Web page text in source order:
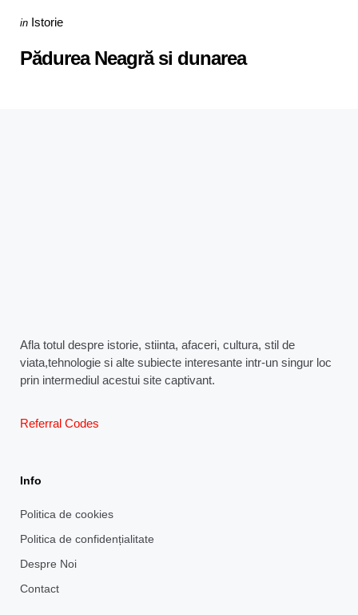
Categories
Posted
in Istorie
Pădurea Neagră si dunarea
Afla totul despre istorie, stiinta, afaceri, cultura, stil de
viata,tehnologie si alte subiecte interesante intr-un singur loc
prin intermediul acestui site captivant.
Referral Codes
Info
Politica de cookies
Politica de confidențialitate
Despre Noi
Contact